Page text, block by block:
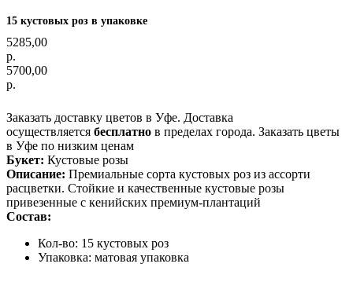
15 кустовых роз в упаковке
5285,00
р.
5700,00
р.
Заказать доставку цветов в Уфе. Доставка
осуществляется бесплатно в пределах города. Заказать цветы
в Уфе по низким ценам
Букет: Кустовые розы
Описание: Премиальные сорта кустовых роз из ассорти
расцветки. Стойкие и качественные кустовые розы
привезенные с кенийских премиум-плантаций
Состав:
Кол-во: 15 кустовых роз
Упаковка: матовая упаковка